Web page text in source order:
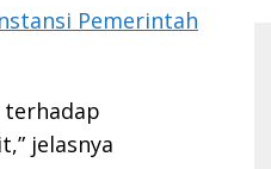
Pemerintah
terhadap
jelasnya